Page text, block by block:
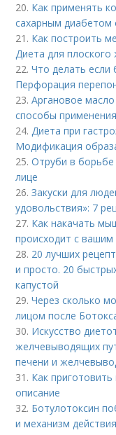
20. Как применять
сахарным диабетом
21. Как построить
Диета для плоского
22.Что делать если
Перфорация
23.Аргановое
способы применения
24.Диета при
Модификация
25.Отруби в борьбе
лице
26.Закуски для
удовольствия»: 7
27. Как накачать
происходит с
28. 20 лучших
и просто. 20
капустой
29.Через сколько
лицом после
30. Искусство
желчевыводящих
печени и
31. Как
описание
32. Ботулотоксин
и механизм